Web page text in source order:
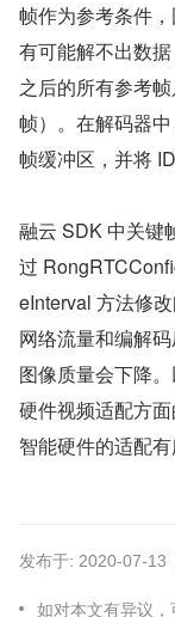
帧作为参考条件
有可能解不出数
之后的所有参考
帧）。在解码器
帧缓冲区，并将
融云 SDK 中关键
过
eInterval 方法修
网络流量和编解
图像质量会下降
硬件视频适配方
智能硬件的适配有
发布于: 2020-07-13
如对本文有异议，